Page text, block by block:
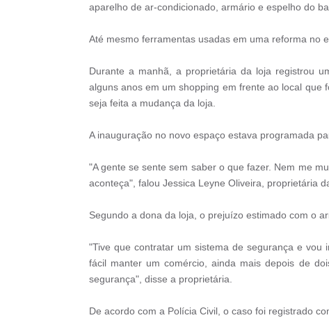
aparelho de ar-condicionado, armário e espelho do
Até mesmo ferramentas usadas em uma reforma no
Durante a manhã, a proprietária da loja registrou
alguns anos em um shopping em frente ao local
seja feita a mudança da loja.
A inauguração no novo espaço estava programada
"A gente se sente sem saber o que fazer. Nem me
aconteça", falou Jessica Leyne Oliveira, proprietária
Segundo a dona da loja, o prejuízo estimado com o
"Tive que contratar um sistema de segurança e
fácil manter um comércio, ainda mais depois de
segurança", disse a proprietária.
De acordo com a Polícia Civil, o caso foi registrado